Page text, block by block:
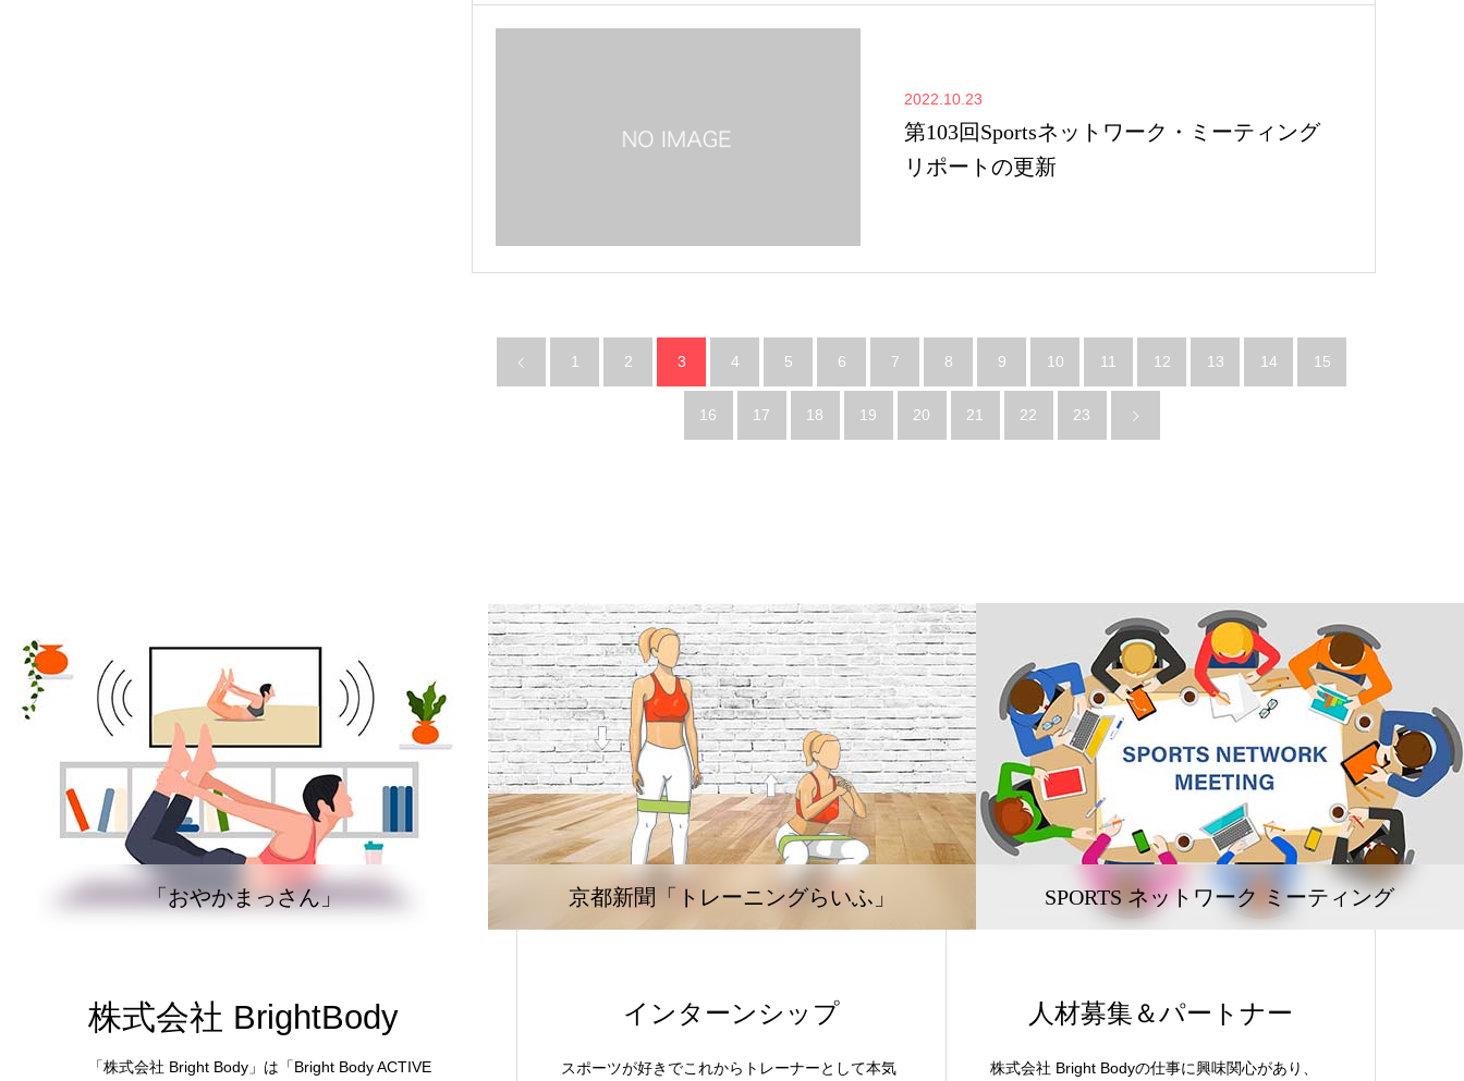
2022.10.23
第103回Sportsネットワーク・ミーティング
リポートの更新
1 2 3 4 5 6 7 8 9 10 11 12 13 14 15
16 17 18 19 20 21 22 23
「おやかまっさん」 京都新聞「トレーニングらいふ」 SPORTS ネットワーク ミーティング
株式会社 BrightBody
「株式会社 Bright Body」は「Bright Body ACTIVE
インターンシップ
スポーツが好きでこれからトレーナーとして本気
人材募集＆パートナー
株式会社 Bright Bodyの仕事に興味関心があり、